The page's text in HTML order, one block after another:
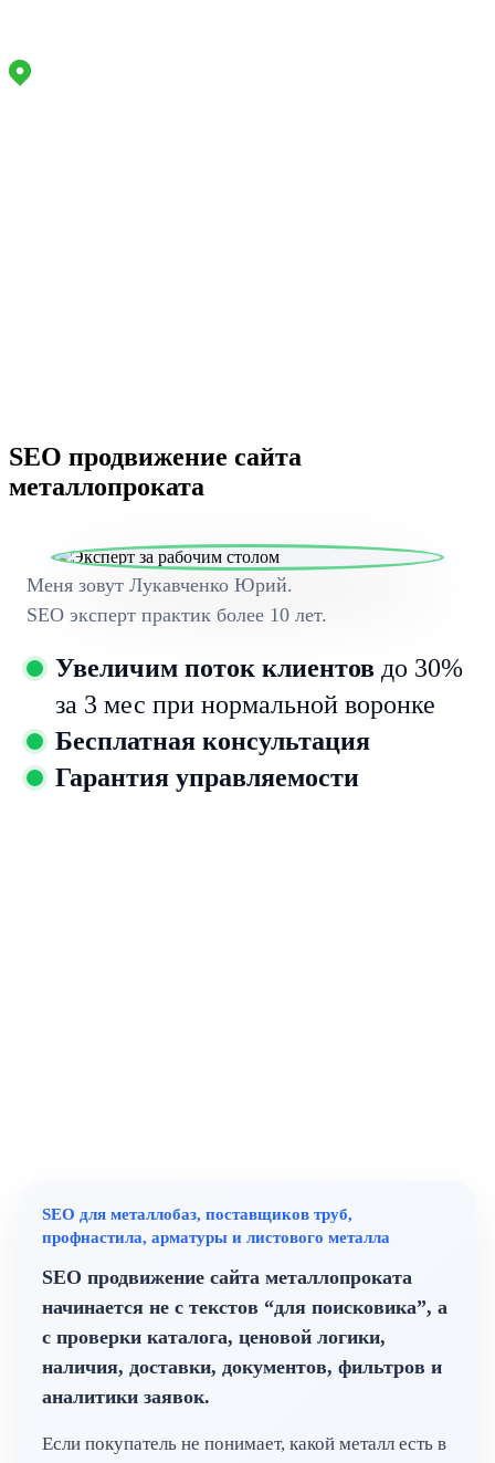
SEO продвижение сайта
металлопроката
Меня зовут Лукавченко Юрий.
SEO эксперт практик более 10 лет.
Увеличим поток клиентов до 30%
за 3 мес при нормальной воронке
Бесплатная консультация
Гарантия управляемости
SEO для металлобаз, поставщиков труб,
профнастила, арматуры и листового металла
SEO продвижение сайта металлопроката
начинается не с текстов “для поисковика”, а
с проверки каталога, ценовой логики,
наличия, доставки, документов, фильтров и
аналитики заявок.
Если покупатель не понимает, какой металл есть в